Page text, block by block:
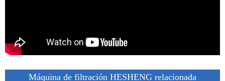
Máquina de filtración HESHENG relacionada